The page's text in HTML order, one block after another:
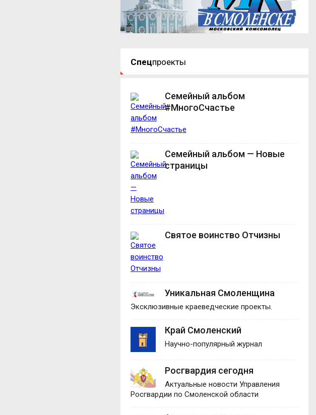
Спецпроекты
Семейный альбом
#МногоСчастье
Семейный альбом — Новые
страницы
Святое воинство Отчизны
Уникальная Смоленщина
Эксклюзивные краеведческие проекты.
Край Смоленский
Научно-популярный журнал
Росгвардия сегодня
Актуальные новости Управления
Росгвардии по Смоленской области